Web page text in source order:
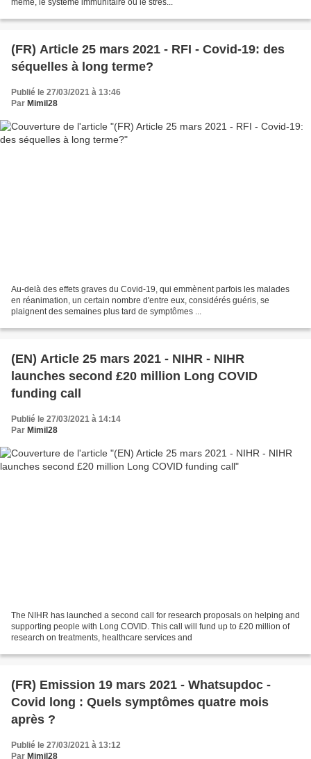
même, le système immunitaire ou le stres...
(FR) Article 25 mars 2021 - RFI - Covid-19: des
séquelles à long terme?
Publié le 27/03/2021 à 13:46
Par Mimil28
Au-delà des effets graves du Covid-19, qui emmènent parfois les malades
en réanimation, un certain nombre d'entre eux, considérés guéris, se
plaignent des semaines plus tard de symptômes ...
(EN) Article 25 mars 2021 - NIHR - NIHR
launches second £20 million Long COVID
funding call
Publié le 27/03/2021 à 14:14
Par Mimil28
The NIHR has launched a second call for research proposals on helping and
supporting people with Long COVID. This call will fund up to £20 million of
research on treatments, healthcare services and
(FR) Emission 19 mars 2021 - Whatsupdoc -
Covid long : Quels symptômes quatre mois
après ?
Publié le 27/03/2021 à 13:12
Par Mimil28